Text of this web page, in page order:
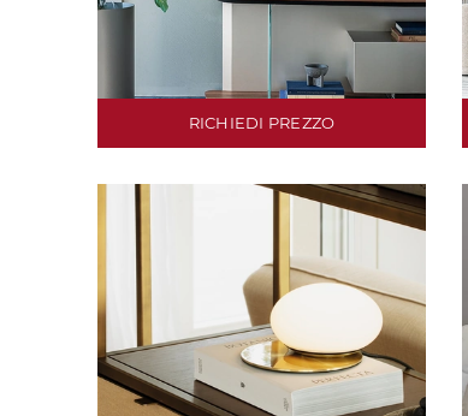
RICHIEDI PREZZO